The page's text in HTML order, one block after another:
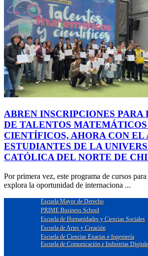
ABREN INSCRIPCIONES PARA
DE TALENTOS
CIENTÍFICOS, AHORA CON EL
ESTUDIANTES DE LA
CATÓLICA DEL NORTE DE
Por primera vez, este programa de cursos
explora la oportunidad de internaciona ...
Escuela Mayor de Derecho
PRIME Business School
Escuela de Humanidades y Ciencias Sociales
Escuela de Artes y Creación
Escuela de Ciencias Exactas e Ingeniería
Escuela de Comunicación e Industrias